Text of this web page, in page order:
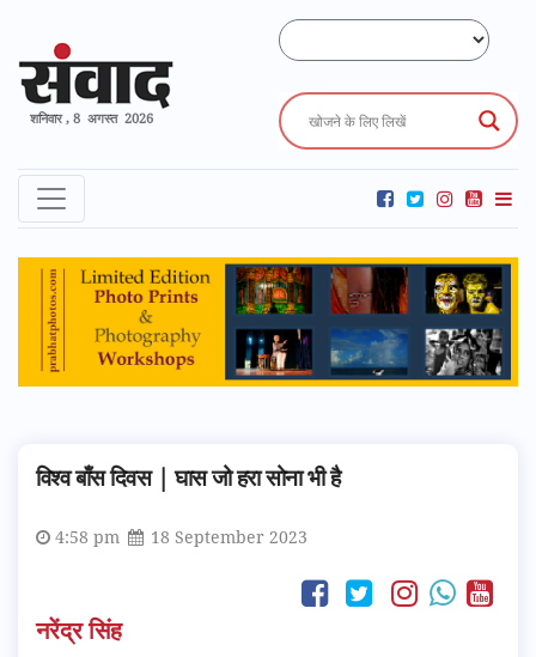
शनिवार , 8 अगस्त 2026
विश्व बाँस दिवस | घास जो हरा सोना भी है
4:58 pm 18 September 2023
नरेंद्र सिंह